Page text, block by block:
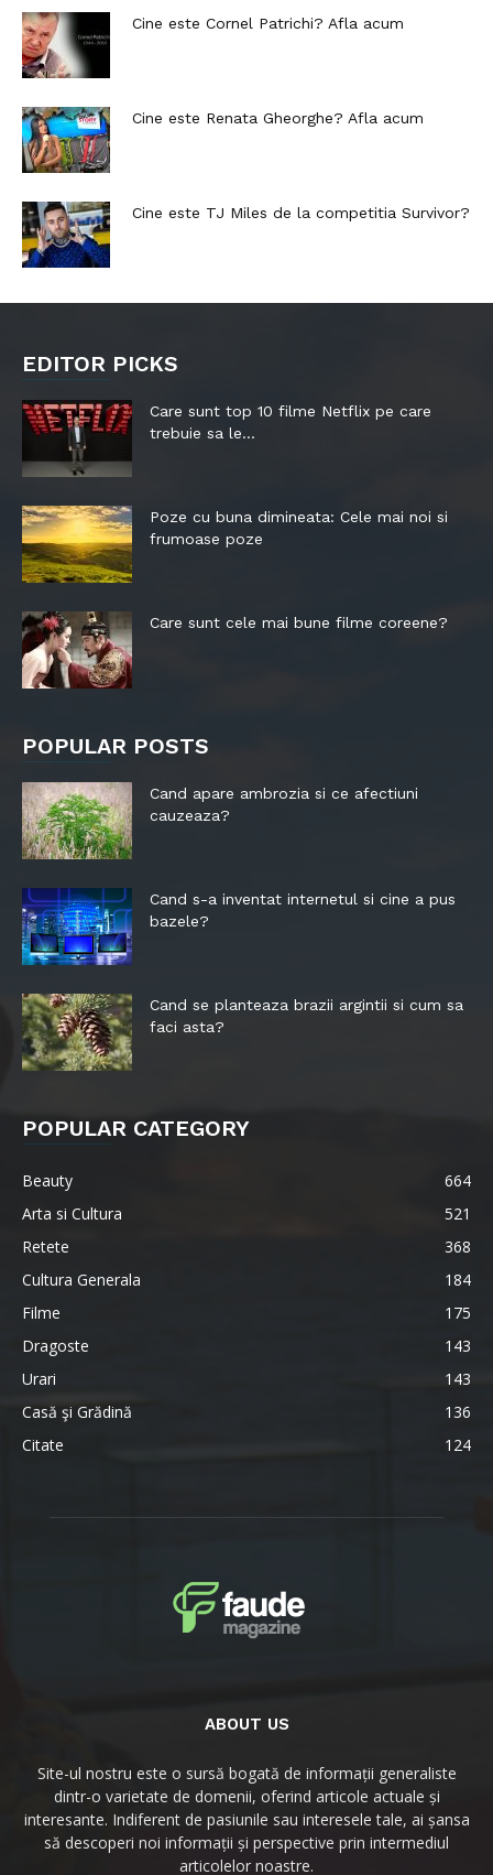
Cine este Cornel Patrichi? Afla acum
Cine este Renata Gheorghe? Afla acum
Cine este TJ Miles de la competitia Survivor?
EDITOR PICKS
Care sunt top 10 filme Netflix pe care
trebuie sa le...
Poze cu buna dimineata: Cele mai noi si
frumoase poze
Care sunt cele mai bune filme coreene?
POPULAR POSTS
Cand apare ambrozia si ce afectiuni
cauzeaza?
Cand s-a inventat internetul si cine a pus
bazele?
Cand se planteaza brazii argintii si cum sa
faci asta?
POPULAR CATEGORY
Beauty
664
Arta si Cultura
521
Retete
368
Cultura Generala
184
Filme
175
Dragoste
143
Urari
143
Casă şi Grădină
136
Citate
124
ABOUT US
Site-ul nostru este o sursă bogată de informații generaliste
dintr-o varietate de domenii, oferind articole actuale și
interesante. Indiferent de pasiunile sau interesele tale, ai șansa
să descoperi noi informații și perspective prin intermediul
articolelor noastre.